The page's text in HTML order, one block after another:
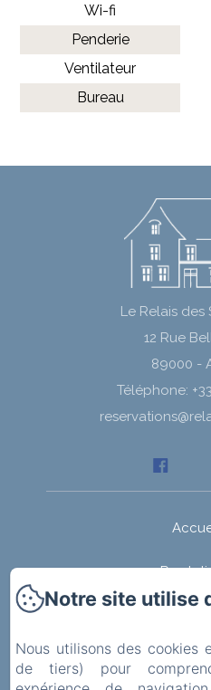
Wi-fi
Penderie
Ventilateur
Bureau
Le Relais des
12 Rue
89000 -
Téléphone:
Notre site utilise
Nous utilisons des cookies
de tiers) pour